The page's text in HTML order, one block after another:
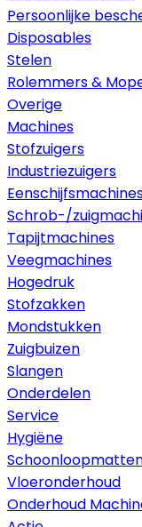
Persoonlijke
Disposables
Stelen
Rolemmers &
Overige
Machines
Stofzuigers
Industriezuigers
Schrob-/
Tapijtmachines
Veegmachines
Hogedruk
Stofzakken
Mondstukken
Zuigbuizen
Slangen
Onderdelen
Service
Hygiëne
Vloeronderhoud
Onderhoud